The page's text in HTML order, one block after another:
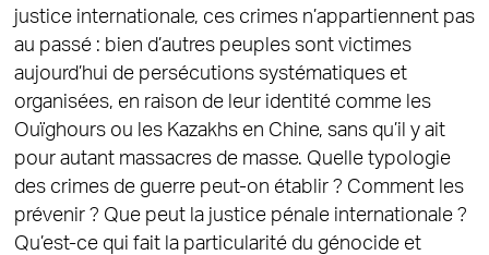
justice internationale, ces crimes n’appartiennent pas
au passé : bien d’autres peuples sont victimes
aujourd’hui de persécutions systématiques et
organisées, en raison de leur identité comme les
Ouïghours ou les Kazakhs en Chine, sans qu’il y ait
pour autant massacres de masse. Quelle typologie
des crimes de guerre peut-on établir ? Comment les
prévenir ? Que peut la justice pénale internationale ?
Qu’est-ce qui fait la particularité du génocide et